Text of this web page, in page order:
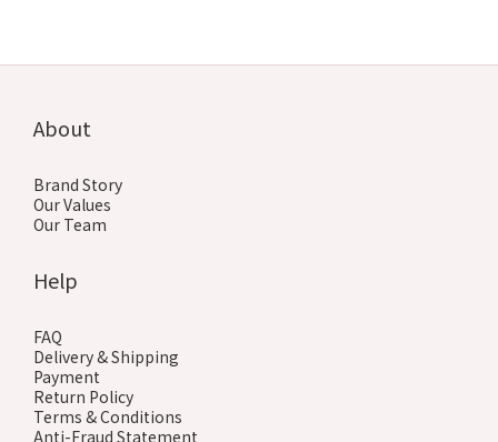
About
Brand Story
Our Values
Our Team
Help
FAQ
Delivery & Shipping
Payment
Return Policy
Terms & Conditions
Anti-Fraud Statement